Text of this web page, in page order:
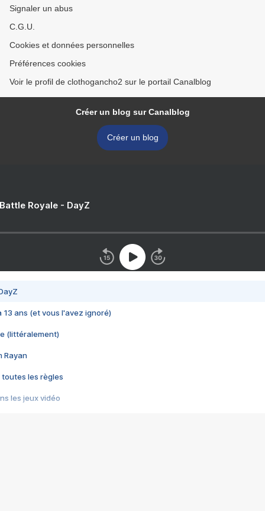
Signaler un abus
C.G.U.
Cookies et données personnelles
Préférences cookies
Voir le profil de clothogancho2 sur le portail Canalblog
Créer un blog sur Canalblog
Créer un blog
Royale - DayZ
13 ans (et vous l'avez ignoré)
(littéralement)
Rayan
toutes les règles
les jeux vidéo